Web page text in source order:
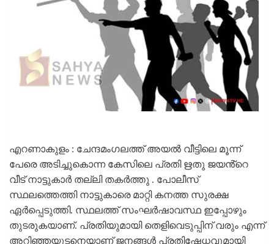
എറണാകുളം : ചേന്ദമംഗലത്ത് അയല്‍ വീട്ടിലെ മൂന്ന്
പേരെ അടിച്ചുകൊന്ന കേസിലെ പ്രതി ഋതു ജയൻ്റെ
വീട് നാട്ടുകാർ തല്ലി തകർത്തു . പോലീസ്
സ്ഥലത്തെത്തി നാട്ടുകാരെ മാറ്റി കനത്ത സുരക്ഷ
ഏർപ്പെടുത്തി. സ്ഥലത്ത് സംഘർഷാവസ്ഥ ഇപ്പോഴും
തുടരുകയാണ്. പ്രതിയുമായി തെളിവെടുപ്പിന് വരും എന്ന്
അറിഞ്ഞയുടനെയാണ് ജനങ്ങൾ പ്രതിഷേധവുമായി